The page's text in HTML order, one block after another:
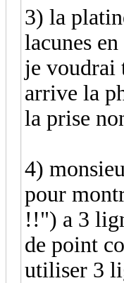
3) la
lacunes
je voudrai
arrive la
la prise
4)
pour
!!") a 3
de point
utiliser 3